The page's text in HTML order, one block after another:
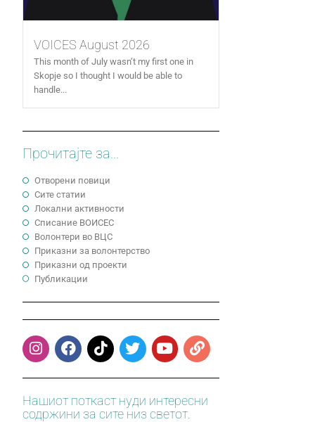
VOICES August 2026
This month of July wasn’t my first one in
Skopje so I thought I would be able to
handle...
Прочитајте за...
Отворени повици
Сите статии
Локални активности
Cписание ВОИСЕС
Волонтери во ВЦС
Приказни за волонтерство
Приказни од проекти
Публикации
Нашиот поткаст нуди интересни
содржини за сите низ светот.